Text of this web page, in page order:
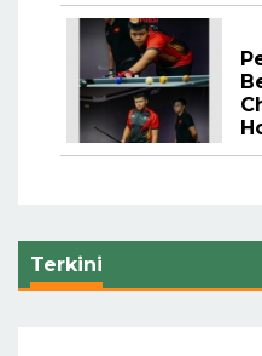
Terkini